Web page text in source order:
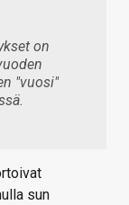
on
"vuosi"
sun